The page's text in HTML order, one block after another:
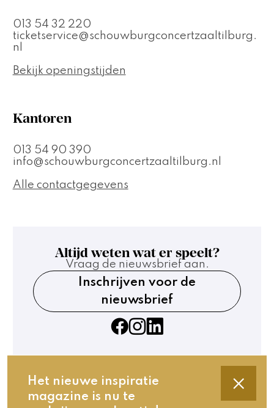
Het nieuwe inspiratie
magazine is nu te
013 54 32 220
ticketservice@schouwburgconcertzaaltilburg.
nl
Bekijk openingstijden
Kantoren
013 54 90 390
info@schouwburgconcertzaaltilburg.nl
Alle contactgegevens
Altijd weten wat er speelt?
Vraag de nieuwsbrief aan.
Inschrijven voor de
nieuwsbrief
Contact